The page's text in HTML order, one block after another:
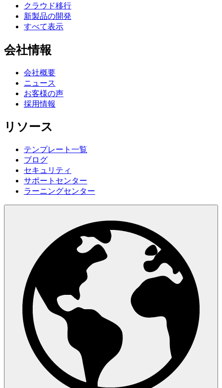
クラウド移行
新製品の開発
すべて表示
会社情報
会社概要
ニュース
お客様の声
採用情報
リソース
テンプレート一覧
ブログ
セキュリティ
サポートセンター
ラーニングセンター